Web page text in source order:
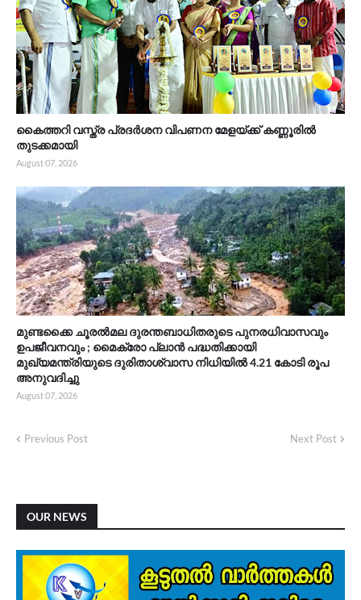
കൈത്തറി വസ്ത്ര പ്രദർശന വിപണന മേളയ്ക്ക് കണ്ണൂരിൽ
തുടക്കമായി
August 07, 2026
മുണ്ടക്കൈ ചൂരൽമല ദുരന്തബാധിതരുടെ പുനരധിവാസവും
ഉപജീവനവും ; മൈക്രോ പ്ലാൻ പദ്ധതിക്കായി
മുഖ്യമന്ത്രിയുടെ ദുരിതാശ്വാസ നിധിയിൽ 4.21 കോടി രൂപ
അനുവദിച്ചു
August 07, 2026
Previous Post Next Post
OUR NEWS